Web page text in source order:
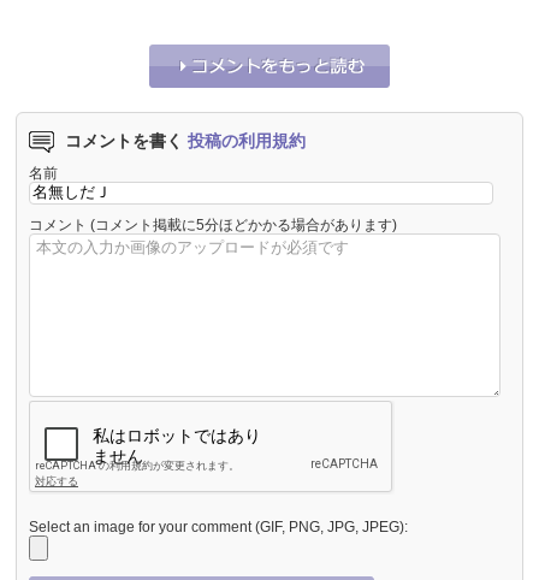
コメントを書く 投稿の利用規約
名前
コメント (コメント掲載に5分ほどかかる場合があります)
Select an image for your comment (GIF, PNG, JPG, JPEG):